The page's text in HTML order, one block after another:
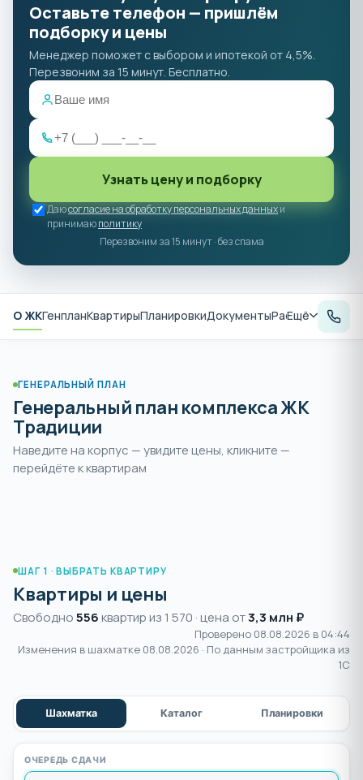
Оставьте телефон — пришлём
подборку и цены
Менеджер поможет с выбором и ипотекой от 4,5%.
Перезвоним за 15 минут. Бесплатно.
Узнать цену и подборку
Даюсогласие на обработку персональных данныхи
принимаюполитику
Перезвоним за 15 минут · без спама
О ЖКГенпланКвартирыПланировкиДокументыРасположение
Ещё
ГЕНЕРАЛЬНЫЙ ПЛАН
Генеральный план комплекса ЖК
Традиции
Наведите на корпус — увидите цены, кликните —
перейдёте к квартирам
Раздвиньте
пальцами или
+выбрать корпус
ШАГ 1 · ВЫБРАТЬ КВАРТИРУ
Квартиры и цены
Свободно556квартир из 1 570 · цена от3,3 млн ₽
Проверено 08.08.2026 в 04:44
Изменения в шахматке 08.08.2026 · По данным застройщика из
1С
Шахматка Каталог Планировки
ОЧЕРЕДЬ СДАЧИ